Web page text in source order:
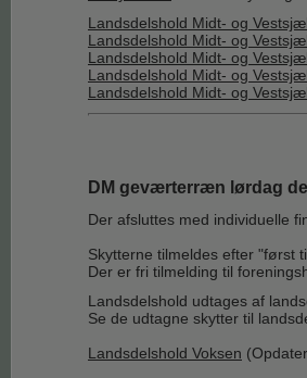
Landsdelshold Midt- og
Landsdelshold Midt- og
Landsdelshold Midt- og
Landsdelshold Midt- og
Landsdelshold Midt- og
DM geværterræn lørdag
Der afsluttes med individuelle
Skytterne tilmeldes efter "først
Der er fri tilmelding til
Landsdelshold udtages af
Se de udtagne skytter til
Landsdelshold Voksen